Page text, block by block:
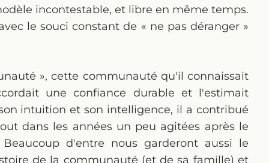
incontestable, et libre en même temps.
le souci constant de « ne pas déranger »
», cette communauté qu'il connaissait
une confiance durable et l'estimait
intuition et son intelligence, il a contribué
dans les années un peu agitées après le
d'entre nous garderont aussi le
de la communauté (et de sa famille) et